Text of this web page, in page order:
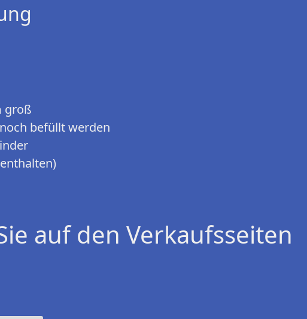
groß
befüllt werden
auf den Verkaufsseiten